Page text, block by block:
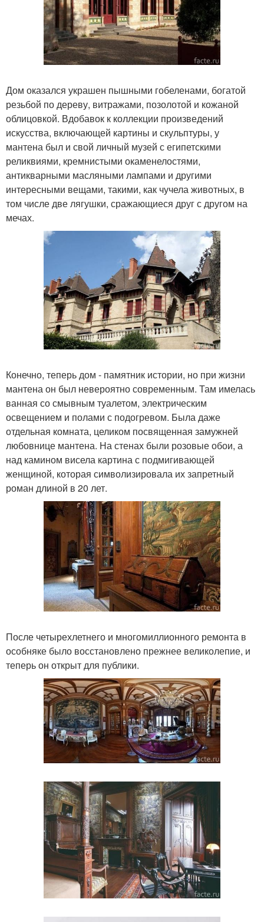
Дом оказался украшен пышными гобеленами, богатой
резьбой по дереву, витражами, позолотой и кожаной
облицовкой. Вдобавок к коллекции произведений
искусства, включающей картины и скульптуры, у
мантена был и свой личный музей с египетскими
реликвиями, кремнистыми окаменелостями,
антикварными масляными лампами и другими
интересными вещами, такими, как чучела животных, в
том числе две лягушки, сражающиеся друг с другом на
мечах.
Конечно, теперь дом - памятник истории, но при жизни
мантена он был невероятно современным. Там имелась
ванная со смывным туалетом, электрическим
освещением и полами с подогревом. Была даже
отдельная комната, целиком посвященная замужней
любовнице мантена. На стенах были розовые обои, а
над камином висела картина с подмигивающей
женщиной, которая символизировала их запретный
роман длиной в 20 лет.
После четырехлетнего и многомиллионного ремонта в
особняке было восстановлено прежнее великолепие, и
теперь он открыт для публики.